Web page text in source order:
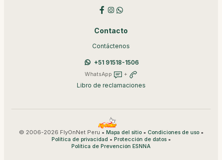
Contacto
Contáctenos
+51 91518-1506
WhatsApp +
Libro de reclamaciones
© 2006-2026 FlyOnNet Peru • Mapa del sitio• Condiciones de uso•
Política de privacidad • Protección de datos•
Política de Prevención ESNNA